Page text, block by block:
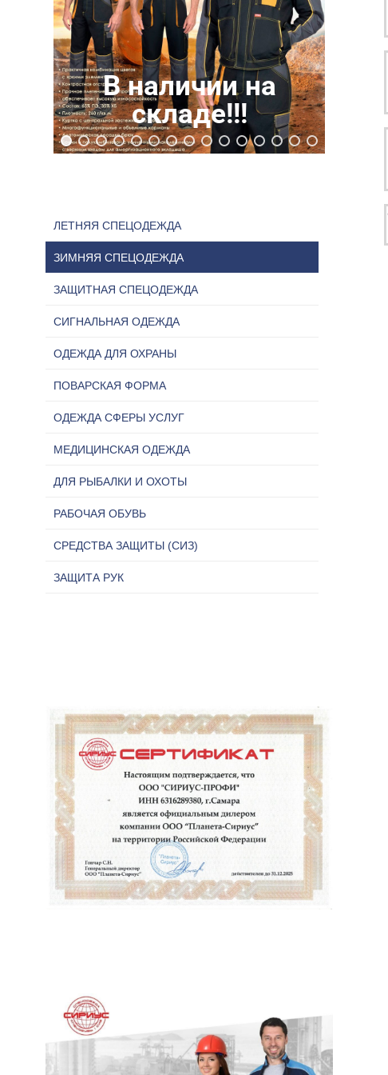
В наличии на
складе!!!
Цена 1810 руб.
ЛЕТНЯЯ СПЕЦОДЕЖДА
ЗИМНЯЯ СПЕЦОДЕЖДА
ЗАЩИТНАЯ СПЕЦОДЕЖДА
СИГНАЛЬНАЯ ОДЕЖДА
ОДЕЖДА ДЛЯ ОХРАНЫ
ПОВАРСКАЯ ФОРМА
ОДЕЖДА СФЕРЫ УСЛУГ
МЕДИЦИНСКАЯ ОДЕЖДА
ДЛЯ РЫБАЛКИ И ОХОТЫ
РАБОЧАЯ ОБУВЬ
СРЕДСТВА ЗАЩИТЫ (СИЗ)
ЗАЩИТА РУК